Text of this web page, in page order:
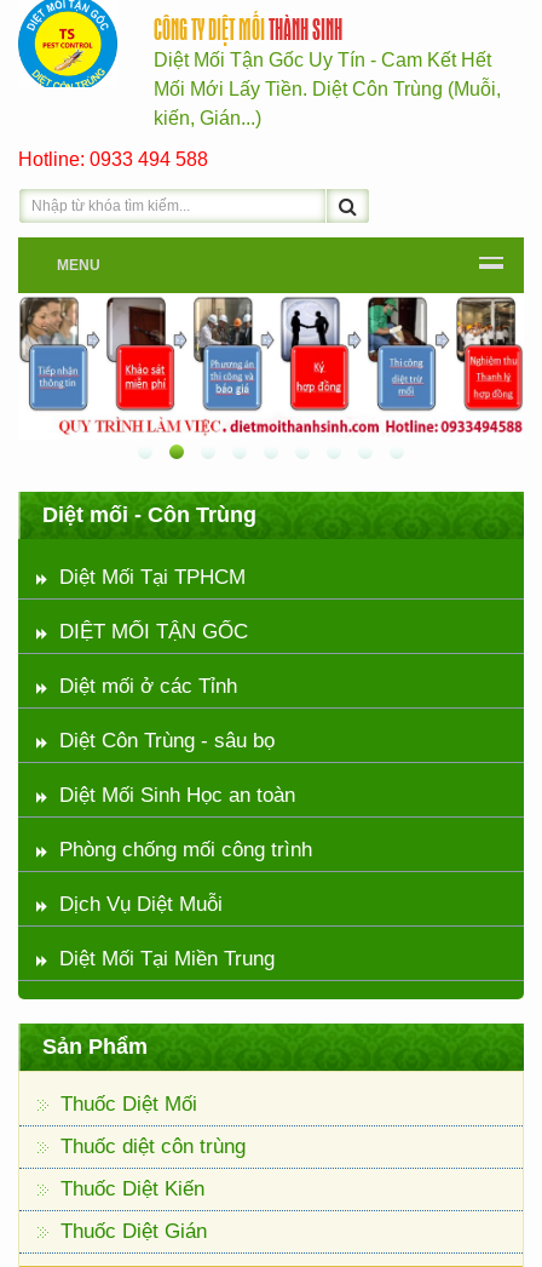
CÔNG TY DIỆT MỐITHÀNH SINH
Diệt Mối Tận Gốc Uy Tín - Cam Kết Hết
Mối Mới Lấy Tiền. Diệt Côn Trùng (Muỗi,
kiến, Gián...)
Hotline: 0933 494 588
MENU
Diệt mối - Côn Trùng
Diệt Mối Tại TPHCM
DIỆT MỐI TẬN GỐC
Diệt mối ở các Tỉnh
Diệt Côn Trùng - sâu bọ
Diệt Mối Sinh Học an toàn
Phòng chống mối công trình
Dịch Vụ Diệt Muỗi
Diệt Mối Tại Miền Trung
Sản Phẩm
Thuốc Diệt Mối
Thuốc diệt côn trùng
Thuốc Diệt Kiến
Thuốc Diệt Gián